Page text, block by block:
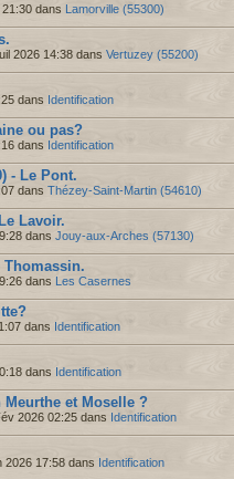
dans Lamorville (55300)
2026 14:38 dans Vertuzey (55200)
dans Identification
ou pas?
dans Identification
- Le Pont.
dans Thézey-Saint-Martin (54610)
Lavoir.
dans Jouy-aux-Arches (57130)
Thomassin.
dans Les Casernes
dans Identification
dans Identification
Meurthe et Moselle ?
2026 02:25 dans Identification
2026 17:58 dans Identification